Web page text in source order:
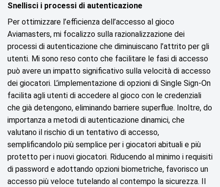
Snellisci i processi di autenticazione
Per ottimizzare l’efficienza dell’accesso al gioco
Aviamasters, mi focalizzo sulla razionalizzazione dei
processi di autenticazione che diminuiscano l’attrito per gli
utenti. Mi sono reso conto che facilitare le fasi di accesso
può avere un impatto significativo sulla velocità di accesso
dei giocatori. L’implementazione di opzioni di Single Sign-On
facilita agli utenti di accedere al gioco con le credenziali
che già detengono, eliminando barriere superflue. Inoltre, do
importanza a metodi di autenticazione dinamici, che
valutano il rischio di un tentativo di accesso,
semplificandolo più semplice per i giocatori abituali e più
protetto per i nuovi giocatori. Riducendo al minimo i requisiti
di password e adottando opzioni biometriche, favorisco un
accesso più veloce tutelando al contempo la sicurezza. Il